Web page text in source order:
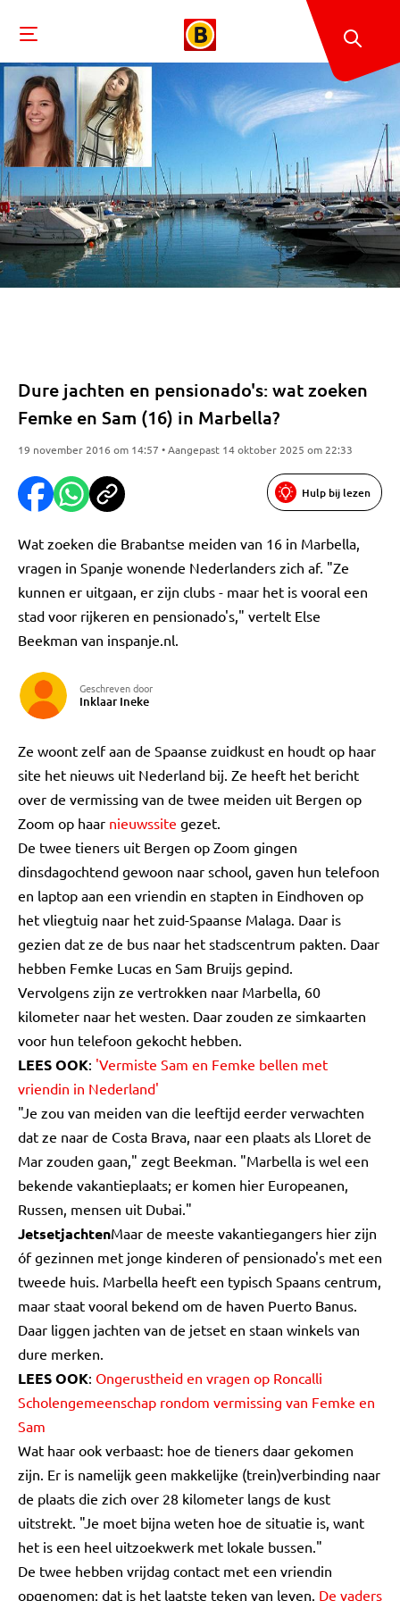
Dure jachten en pensionado's: wat zoeken
Femke en Sam (16) in Marbella?
19 november 2016 om 14:57 • Aangepast 14 oktober 2025 om 22:33
Hulp bij lezen
Wat zoeken die Brabantse meiden van 16 in Marbella,
vragen in Spanje wonende Nederlanders zich af. "Ze
kunnen er uitgaan, er zijn clubs - maar het is vooral een
stad voor rijkeren en pensionado's," vertelt Else
Beekman van inspanje.nl.
Geschreven door
Inklaar Ineke
Ze woont zelf aan de Spaanse zuidkust en houdt op haar
site het nieuws uit Nederland bij. Ze heeft het bericht
over de vermissing van de twee meiden uit Bergen op
Zoom op haar nieuwssite gezet.
De twee tieners uit Bergen op Zoom gingen
dinsdagochtend gewoon naar school, gaven hun telefoon
en laptop aan een vriendin en stapten in Eindhoven op
het vliegtuig naar het zuid-Spaanse Malaga. Daar is
gezien dat ze de bus naar het stadscentrum pakten. Daar
hebben Femke Lucas en Sam Bruijs gepind.
Vervolgens zijn ze vertrokken naar Marbella, 60
kilometer naar het westen. Daar zouden ze simkaarten
voor hun telefoon gekocht hebben.
LEES OOK: 'Vermiste Sam en Femke bellen met
vriendin in Nederland'
"Je zou van meiden van die leeftijd eerder verwachten
dat ze naar de Costa Brava, naar een plaats als Lloret de
Mar zouden gaan," zegt Beekman. "Marbella is wel een
bekende vakantieplaats; er komen hier Europeanen,
Russen, mensen uit Dubai."
JetsetjachtenMaar de meeste vakantiegangers hier zijn
óf gezinnen met jonge kinderen of pensionado's met een
tweede huis. Marbella heeft een typisch Spaans centrum,
maar staat vooral bekend om de haven Puerto Banus.
Daar liggen jachten van de jetset en staan winkels van
dure merken.
LEES OOK: Ongerustheid en vragen op Roncalli
Scholengemeenschap rondom vermissing van Femke en
Sam
Wat haar ook verbaast: hoe de tieners daar gekomen
zijn. Er is namelijk geen makkelijke (trein)verbinding naar
de plaats die zich over 28 kilometer langs de kust
uitstrekt. "Je moet bijna weten hoe de situatie is, want
het is een heel uitzoekwerk met lokale bussen."
De twee hebben vrijdag contact met een vriendin
opgenomen; dat is het laatste teken van leven. De vaders